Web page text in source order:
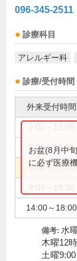
096-345-2511
診療科目
アレルギー科
診療/受付時間
外来受付時間
9:00～12:30
9:00～15:00
14:00～18:00
お盆(8月中
に必ず医療
備考: 水
木曜12
土曜